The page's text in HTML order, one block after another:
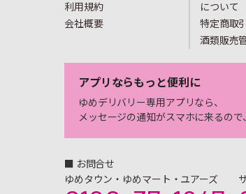
利用規約
会社概要
について
特定商取
酒類販売
アプリならもっと便利に
ゆめデリバリー専用アプリなら、
メッセージの通知がスマホに来るので
■ お問合せ
ゆめタウン・ゆめマート・ユアーズ